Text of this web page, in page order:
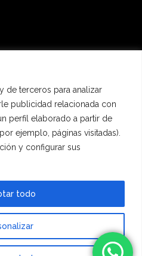
de terceros para analizar
publicidad relacionada con
perfil elaborado a partir de
ejemplo, páginas visitadas).
y configurar sus
todo
pago
·Aviso Legal
| Powered bybinary